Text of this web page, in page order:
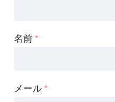
名前 *
メール *